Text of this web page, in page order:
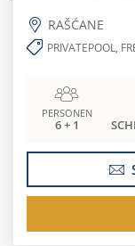
RAŠĆANE
PRIVATEPOOL,
PERSONEN
6 + 1